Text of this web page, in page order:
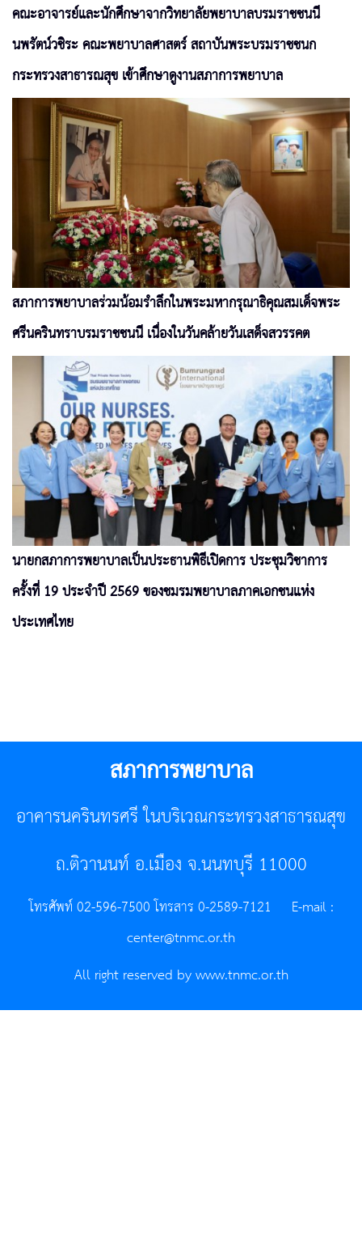
คณะอาจารย์และนักศึกษาจากวิทยาลัยพยาบาลบรมราชชนนี
นพรัตน์วชิระ คณะพยาบาลศาสตร์ สถาบันพระบรมราชชนก
กระทรวงสาธารณสุข เข้าศึกษาดูงานสภาการพยาบาล
สภาการพยาบาลร่วมน้อมรำลึกในพระมหากรุณาธิคุณสมเด็จพระ
ศรีนครินทราบรมราชชนนี เนื่องในวันคล้ายวันเสด็จสวรรคต
นายกสภาการพยาบาลเป็นประธานพิธีเปิดการ ประชุมวิชาการ
ครั้งที่ 19 ประจำปี 2569 ของชมรมพยาบาลภาคเอกชนแห่ง
ประเทศไทย
สภาการพยาบาล
อาคารนครินทรศรี ในบริเวณกระทรวงสาธารณสุข
ถ.ติวานนท์ อ.เมือง จ.นนทบุรี 11000
โทรศัพท์ 02-596-7500 โทรสาร 0-2589-7121 E-mail :
center@tnmc.or.th
All right reserved by www.tnmc.or.th